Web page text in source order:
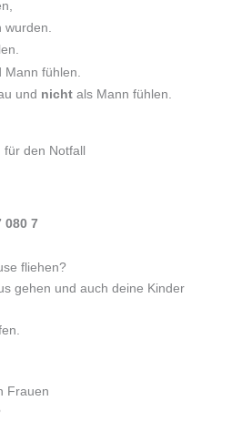
fühlen.
und nicht als Mann fühlen.
für den Notfall
080 7
fliehen?
gehen und auch deine Kinder
Frauen